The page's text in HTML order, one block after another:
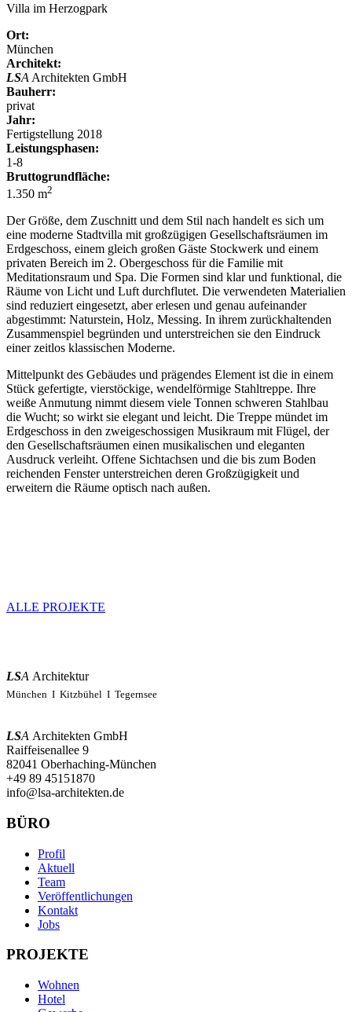
Villa im Herzogpark
Ort:
München
Architekt:
LSA Architekten GmbH
Bauherr:
privat
Jahr:
Fertigstellung 2018
Leistungsphasen:
1-8
Bruttogrundfläche:
1.350 m2
Der Größe, dem Zuschnitt und dem Stil nach handelt es sich um
eine moderne Stadtvilla mit großzügigen Gesellschaftsräumen im
Erdgeschoss, einem gleich großen Gäste Stockwerk und einem
privaten Bereich im 2. Obergeschoss für die Familie mit
Meditationsraum und Spa. Die Formen sind klar und funktional, die
Räume von Licht und Luft durchflutet. Die verwendeten Materialien
sind reduziert eingesetzt, aber erlesen und genau aufeinander
abgestimmt: Naturstein, Holz, Messing. In ihrem zurückhaltenden
Zusammenspiel begründen und unterstreichen sie den Eindruck
einer zeitlos klassischen Moderne.
Mittelpunkt des Gebäudes und prägendes Element ist die in einem
Stück gefertigte, vierstöckige, wendelförmige Stahltreppe. Ihre
weiße Anmutung nimmt diesem viele Tonnen schweren Stahlbau
die Wucht; so wirkt sie elegant und leicht. Die Treppe mündet im
Erdgeschoss in den zweigeschossigen Musikraum mit Flügel, der
den Gesellschaftsräumen einen musikalischen und eleganten
Ausdruck verleiht. Offene Sichtachsen und die bis zum Boden
reichenden Fenster unterstreichen deren Großzügigkeit und
erweitern die Räume optisch nach außen.
+
+
+
+
+
ALLE PROJEKTE
LSA Architektur
München I Kitzbühel I Tegernsee
LSA Architekten GmbH
Raiffeisenallee 9
82041 Oberhaching-München
+49 89 45151870
info@lsa-architekten.de
BÜRO
Profil
Aktuell
Team
Veröffentlichungen
Kontakt
Jobs
PROJEKTE
Wohnen
Hotel